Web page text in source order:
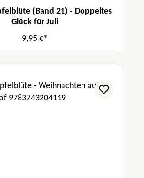
(Band 21) - Doppeltes
Glück für Juli
9,95 €*